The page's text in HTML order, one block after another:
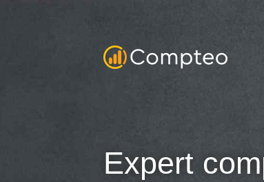
Expert